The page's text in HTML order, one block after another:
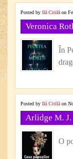
Posted by Ilă Citilă on
Veronica
În
Posted by Ilă Citilă on
Arlidge M. J.
O